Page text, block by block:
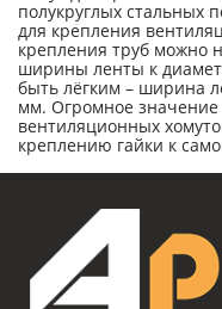
полукруглых стальных
для крепления
крепления труб можно
ширины ленты к
быть лёгким – ширина
мм. Огромное значение
вентиляционных
креплению гайки к